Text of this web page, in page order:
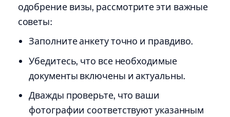
одобрение визы, рассмотрите эти важные
советы:
Заполните анкету точно и правдиво.
Убедитесь, что все необходимые
документы включены и актуальны.
Дважды проверьте, что ваши
фотографии соответствуют указанным